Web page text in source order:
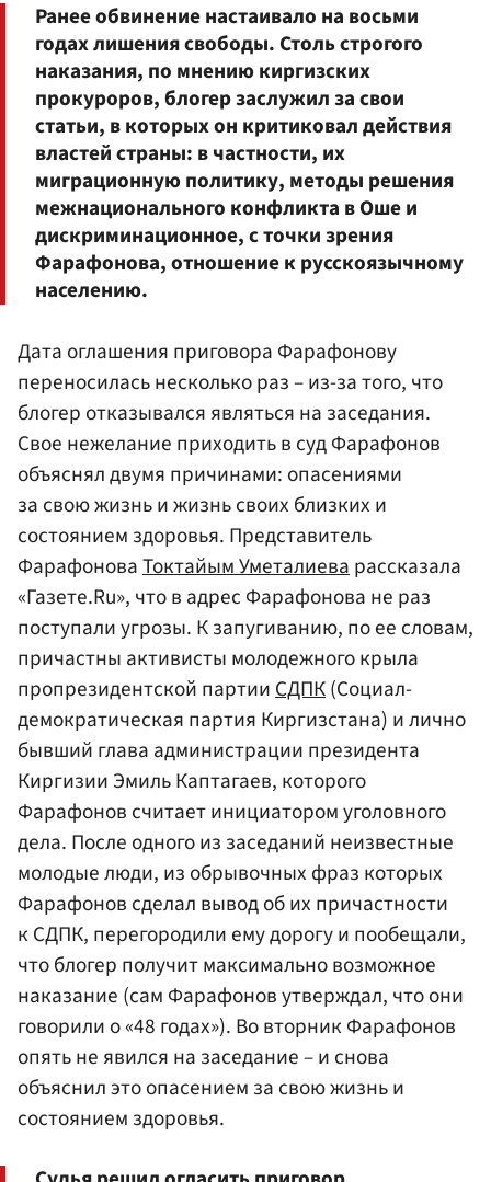
Ранее обвинение настаивало на восьми
годах лишения свободы. Столь строгого
наказания, по мнению киргизских
прокуроров, блогер заслужил за свои
статьи, в которых он критиковал действия
властей страны: в частности, их
миграционную политику, методы решения
межнационального конфликта в Оше и
дискриминационное, с точки зрения
Фарафонова, отношение к русскоязычному
населению.
Дата оглашения приговора Фарафонову
переносилась несколько раз – из-за того, что
блогер отказывался являться на заседания.
Свое нежелание приходить в суд Фарафонов
объяснял двумя причинами: опасениями
за свою жизнь и жизнь своих близких и
состоянием здоровья. Представитель
ФарафоноваТоктайым Уметалиеварассказала
«Газете.Ru», что в адрес Фарафонова не раз
поступали угрозы. К запугиванию, по ее словам,
причастны активисты молодежного крыла
пропрезидентской партииСДПК(Социал-
демократическая партия Киргизстана) и лично
бывший глава администрации президента
Киргизии Эмиль Каптагаев, которого
Фарафонов считает инициатором уголовного
дела. После одного из заседаний неизвестные
молодые люди, из обрывочных фраз которых
Фарафонов сделал вывод об их причастности
к СДПК, перегородили ему дорогу и пообещали,
что блогер получит максимально возможное
наказание (сам Фарафонов утверждал, что они
говорили о «48 годах»). Во вторник Фарафонов
опять не явился на заседание – и снова
объяснил это опасением за свою жизнь и
состоянием здоровья.